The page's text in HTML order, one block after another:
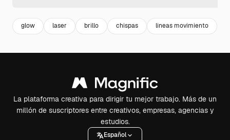
glow laser brillo chispas lineas movimiento
La plataforma creativa para dirigir tu mejor trabajo. Más de un
millón de suscriptores entre creativos, empresas, agencias y
estudios.
Español